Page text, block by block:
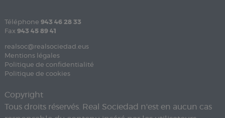
Téléphone 943 46 28 33
Fax 943 45 89 41
realsoc@realsociedad.eus
Mentions légales
Politique de confidentialité
Politique de cookies
Copyright
Tous droits réservés. Real Sociedad n'est en aucun cas